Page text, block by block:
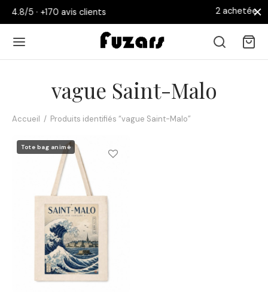
clients 2 achetées = la 3ème
vague Saint-Malo
Accueil / Produits identifiés “vague Saint-Malo”
Tote bag animé
Retour
AFFICHES